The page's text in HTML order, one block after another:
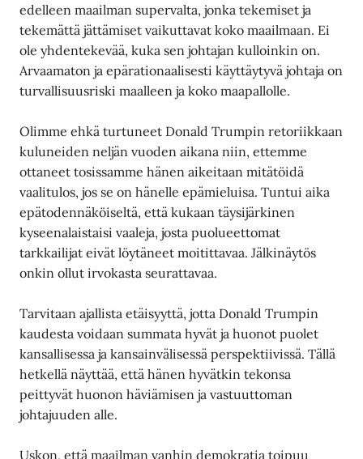
edelleen maailman supervalta, jonka tekemiset ja
tekemättä jättämiset vaikuttavat koko maailmaan. Ei
ole yhdentekevää, kuka sen johtajan kulloinkin on.
Arvaamaton ja epärationaalisesti käyttäytyvä johtaja on
turvallisuusriski maalleen ja koko maapallolle.
Olimme ehkä turtuneet Donald Trumpin retoriikkaan
kuluneiden neljän vuoden aikana niin, ettemme
ottaneet tosissamme hänen aikeitaan mitätöidä
vaalitulos, jos se on hänelle epämieluisa. Tuntui aika
epätodennäköiseltä, että kukaan täysijärkinen
kyseenalaistaisi vaaleja, josta puolueettomat
tarkkailijat eivät löytäneet moitittavaa. Jälkinäytös
onkin ollut irvokasta seurattavaa.
Tarvitaan ajallista etäisyyttä, jotta Donald Trumpin
kaudesta voidaan summata hyvät ja huonot puolet
kansallisessa ja kansainvälisessä perspektiivissä. Tällä
hetkellä näyttää, että hänen hyvätkin tekonsa
peittyvät huonon häviämisen ja vastuuttoman
johtajuuden alle.
Uskon, että maailman vanhin demokratia toipuu